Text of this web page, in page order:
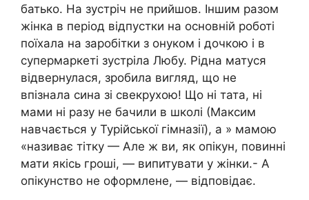
батько. На зустріч не прийшов. Іншим разом
жінка в період відпустки на основній роботі
поїхала на заробітки з онуком і дочкою і в
супермаркеті зустріла Любу. Рідна матуся
відвернулася, зробила вигляд, що не
впізнала сина зі свекрухою! Що ні тата, ні
мами ні разу не бачили в школі (Максим
навчається у Турійської гімназії), а » мамою
«називає тітку — Але ж ви, як опікун, повинні
мати якісь гроші, — випитувати у жінки.- А
опікунство не оформлене, — відповідає.